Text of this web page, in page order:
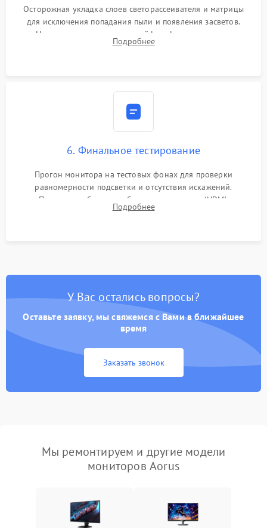
Осторожная укладка слоев светорассеивателя и матрицы
для исключения попадания пыли и появления засветов.
Надежное подключение шлейфов, фиксация плат и
аккуратное защелкивание пластикового корпуса монитора.
Подробнее
6. Финальное тестирование
Прогон монитора на тестовых фонах для проверки
равномерности подсветки и отсутствия искажений.
Проверка работоспособности всех портов (HDMI,
DisplayPort, VGA) и кнопок управления под нагрузкой в
Подробнее
У Вас остались вопросы?
Оставьте заявку, мы свяжемся с Вами в ближайшее
время
Заказать звонок
Мы ремонтируем и другие модели
мониторов Aorus